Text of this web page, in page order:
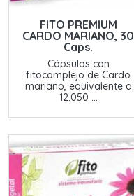
FITO PREMIUM
CARDO MARIANO, 30
Caps.
Cápsulas con
fitocomplejo de Cardo
mariano, equivalente a
12.050 ...